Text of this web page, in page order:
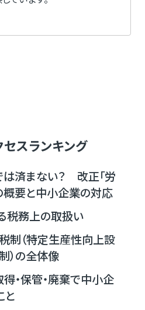
スランキング
は済まない？ 改正「労
概要と中小企業の対応
税務上の取扱い
制（特定生産性向上設
）の全体像
・保管・廃棄で中小企
と